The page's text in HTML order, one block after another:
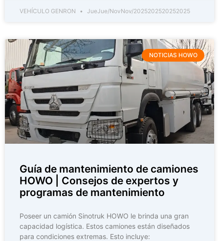
VEHÍCULO GENRON JueJue/NovNov/2025202520252025
NOTICIAS HOWO
Guía de mantenimiento de camiones
HOWO | Consejos de expertos y
programas de mantenimiento
Poseer un camión Sinotruk HOWO le brinda una gran
capacidad logística. Estos camiones están diseñados
para condiciones extremas. Esto incluye: